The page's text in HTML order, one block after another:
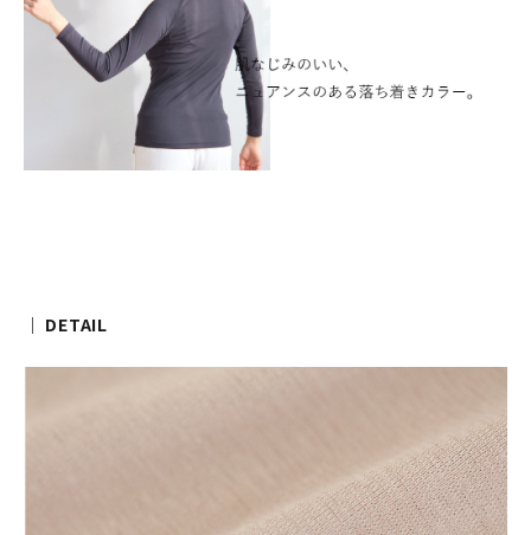
｜ DETAIL